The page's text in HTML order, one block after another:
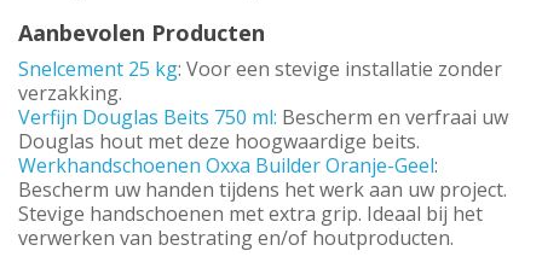
Aanbevolen Producten
Snelcement 25 kg: Voor een stevige installatie zonder
verzakking.
Verfijn Douglas Beits 750 ml: Bescherm en verfraai uw
Douglas hout met deze hoogwaardige beits.
Werkhandschoenen Oxxa Builder Oranje-Geel:
Bescherm uw handen tijdens het werk aan uw project.
Stevige handschoenen met extra grip. Ideaal bij het
verwerken van bestrating en/of houtproducten.